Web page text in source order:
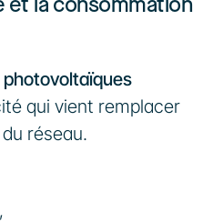
et la consommation
photovoltaïques
qui vient remplacer
réseau.